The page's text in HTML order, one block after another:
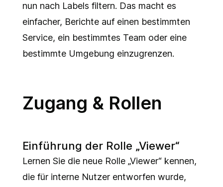
nun nach Labels filtern. Das macht es
einfacher, Berichte auf einen bestimmten
Service, ein bestimmtes Team oder eine
bestimmte Umgebung einzugrenzen.
Zugang & Rollen
Einführung der Rolle „Viewer“
Lernen Sie die neue Rolle „Viewer“ kennen,
die für interne Nutzer entworfen wurde,